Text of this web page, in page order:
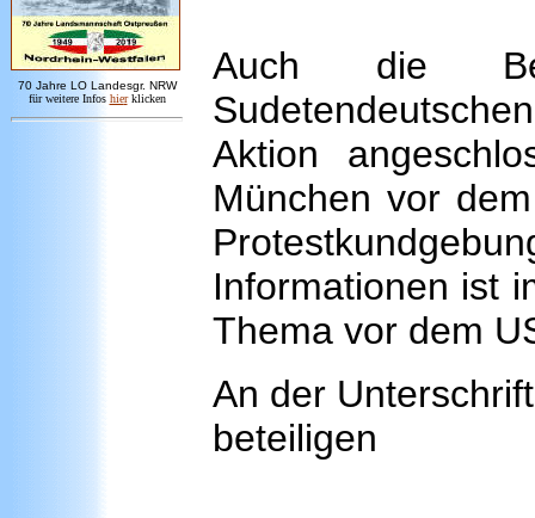
70 Jahre LO Landesgr. NRW
für weitere Infos hier klicken
Auch die
Aktion
München vor
Informationen ist
Thema vor dem
An der
beteiligen